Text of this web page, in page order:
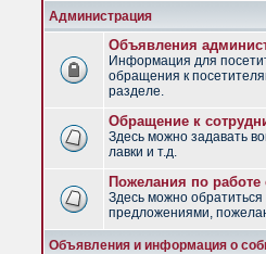
Администрация
Объявления
Информация для
обращения к
разделе.
Обращение к
Здесь можно задавать
лавки и т.д.
Пожелания по
Здесь можно
предложениями,
Объявления и информация о